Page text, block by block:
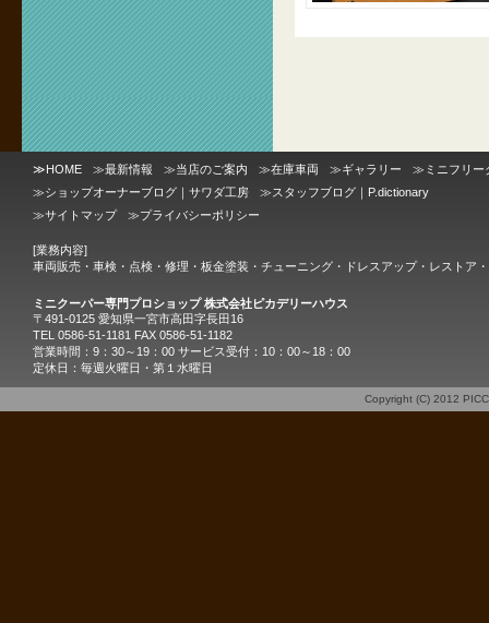
≫HOME ≫最新情報 ≫当店のご案内 ≫在庫車両 ≫ギャラリー ≫ ミニフリー
≫ショップオーナーブログ｜サワダ工房 ≫スタッフブログ｜P.dictionary
≫サイトマップ ≫プライバシーポリシー
[業務内容]
車両販売・車検・点検・修理・板金塗装・チューニング・ドレスアップ・レストア
ミニクーパー専門プロショップ 株式会社ピカデリーハウス
〒491-0125 愛知県一宮市高田字長田16
TEL 0586-51-1181 FAX 0586-51-1182
営業時間：9：30～19：00 サービス受付：10：00～18：00
定休日：毎週火曜日・第１水曜日
Copyright (C) 2012